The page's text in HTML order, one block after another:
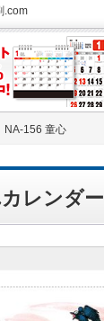
.com
NA-156 童心
レンダー